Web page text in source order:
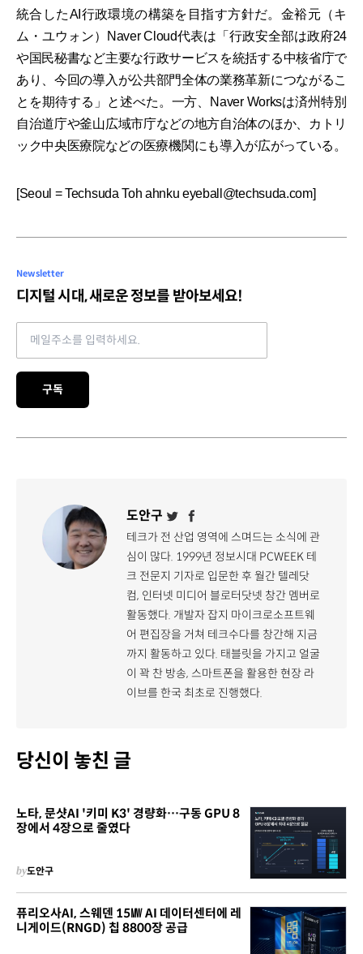
統合したAI行政環境の構築を目指す方針だ。金裕元（キ
ム・ユウォン）Naver Cloud代表は「行政安全部は政府24
や国民秘書など主要な行政サービスを統括する中核省庁で
あり、今回の導入が公共部門全体の業務革新につながるこ
とを期待する」と述べた。一方、Naver Worksは済州特別
自治道庁や釜山広域市庁などの地方自治体のほか、カトリ
ック中央医療院などの医療機関にも導入が広がっている。
[Seoul = Techsuda Toh ahnku eyeball@techsuda.com]
Newsletter
디지털 시대, 새로운 정보를 받아보세요!
Email address
구독
도안구
테크가 전 산업 영역에 스며드는 소식에 관
심이 많다. 1999년 정보시대 PCWEEK 테
크 전문지 기자로 입문한 후 월간 텔레닷
컴, 인터넷 미디어 블로터닷넷 창간 멤버로
활동했다. 개발자 잡지 마이크로소프트웨
어 편집장을 거쳐 테크수다를 창간해 지금
까지 활동하고 있다. 태블릿을 가지고 얼굴
이 꽉 찬 방송, 스마트폰을 활용한 현장 라
이브를 한국 최초로 진행했다.
당신이 놓친 글
노타, 문샷AI '키미 K3' 경량화…구동 GPU 8
장에서 4장으로 줄였다
by도안구
퓨리오사AI, 스웨덴 15㎿ AI 데이터센터에 레
니게이드(RNGD) 칩 8800장 공급